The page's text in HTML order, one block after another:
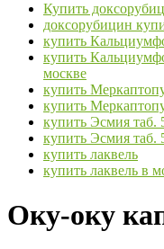
Купить
доксорубицин
купить
купить
москве
купить
купить
купить Эсмия
купить Эсмия
купить лаквель
купить лаквель в
Оку-оку